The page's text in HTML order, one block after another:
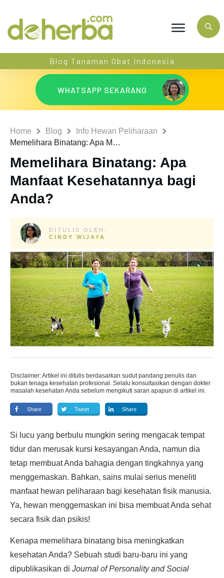
Blog Tanaman Obat Indonesia
WHATSAPP SEKARANG
Home Blog
Info Hewan Peliharaan
Memelihara Binatang: Apa Manfaat Kesehatannya bagi Anda?
Memelihara Binatang: Apa
Manfaat Kesehatannya bagi
Anda?
DITULIS OLEH:
CINDY WIJAYA
Disclaimer: Artikel ini ditulis berdasarkan sudut pandang penulis dan
bukan tenaga kesehatan profesional. Selalu konsultasikan dengan dokter
masalah kesehatan Anda sebelum mengikuti saran apapun di artikel ini.
Share Tweet Share
Si lucu yang berbulu mungkin sering mengacak tempat
tidur dan merusak kursi kesayangan Anda, namun dia
tetap membuat Anda bahagia dengan tingkahnya yang
menggemaskan. Bahkan, sains mulai serius meneliti
manfaat hewan peliharaan bagi kesehatan fisik manusia.
Ya, hewan menggemaskan ini bisa membuat Anda sehat
secara fisik dan psikis!
Kenapa memelihara binatang bisa meningkatkan
kesehatan Anda? Sebuah studi baru-baru ini yang
dipublikasikan di Journal of Personality and Social